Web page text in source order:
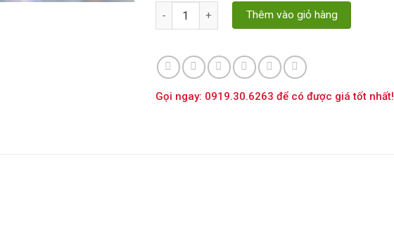
Số lượng Thêm vào giỏ hàng
Gọi ngay: 0919.30.6263 để có được giá tốt nhất!